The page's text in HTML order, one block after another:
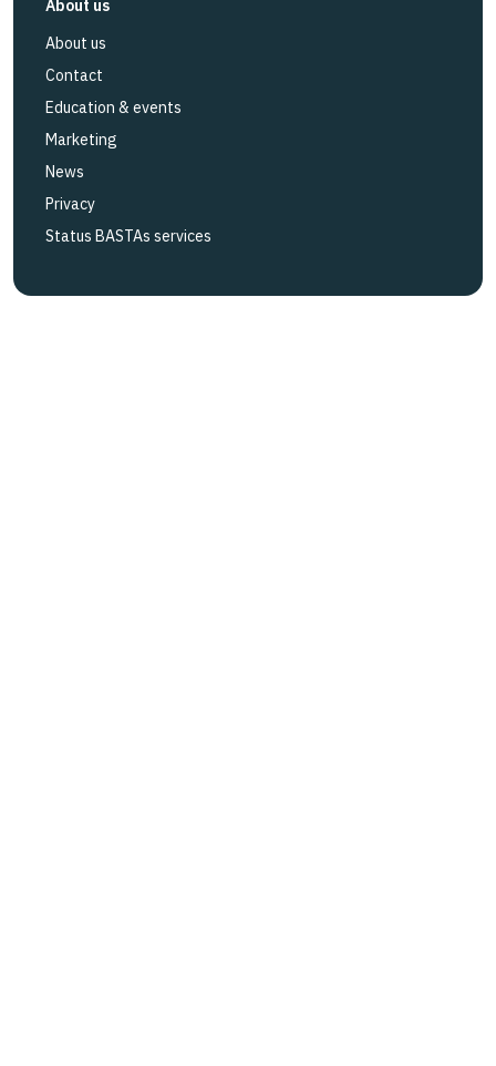
About us
About us
Contact
Education & events
Marketing
News
Privacy
Status BASTAs services